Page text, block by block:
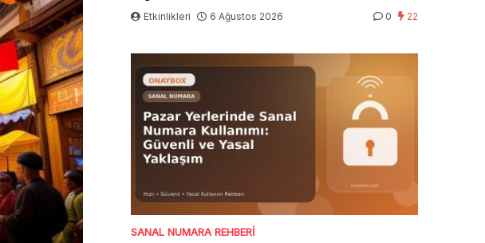
Etkinlikleri 6 Ağustos 2026 0 22
SANAL NUMARA REHBERI